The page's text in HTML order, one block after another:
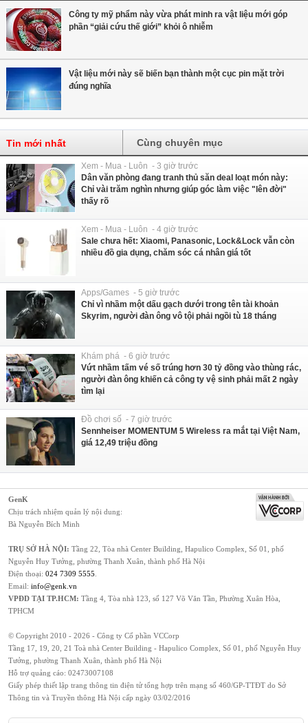
Công ty mỹ phẩm này vừa phát minh ra vật liệu mới góp
phần “giải cứu thế giới” khỏi ô nhiễm
Vật liệu mới này sẽ biến bạn thành một cục pin mặt trời
đúng nghĩa
Tin mới nhất Cùng chuyên mục
Xem - Mua - Luôn - 3 giờ trước
Dân văn phòng đang tranh thủ săn deal loạt món này:
Chỉ vài trăm nghìn nhưng giúp góc làm việc "lên đời"
thấy rõ
Xem - Mua - Luôn - 4 giờ trước
Sale chưa hết: Xiaomi, Panasonic, Lock&Lock vẫn còn
nhiều đồ gia dụng, chăm sóc cá nhân giá tốt
Apps/Games - 5 giờ trước
Chỉ vì nhầm một dấu gạch dưới trong tên tài khoản
Skyrim, người đàn ông vô tội phải ngồi tù 18 tháng
Khám phá - 6 giờ trước
Vứt nhầm tấm vé số trúng hơn 30 tỷ đồng vào thùng rác,
người đàn ông khiến cả công ty vệ sinh phải mất 2 ngày
tìm lại
Đồ chơi số - 7 giờ trước
Sennheiser MOMENTUM 5 Wireless ra mắt tại Việt Nam,
giá 12,49 triệu đồng
GenK
Chịu trách nhiệm quản lý nội dung:
Bà Nguyễn Bích Minh
TRỤ SỞ HÀ NỘI: Tầng 22, Tòa nhà Center Building, Hapulico Complex, Số 01, phố
Nguyễn Huy Tưởng, phường Thanh Xuân, thành phố Hà Nội
Điện thoại: 024 7309 5555
Email: info@genk.vn
VPĐD TẠI TP.HCM: Tầng 4, Tòa nhà 123, số 127 Võ Văn Tần, Phường Xuân Hòa,
TPHCM
© Copyright 2010 - 2026 - Công ty Cổ phần VCCorp
Tầng 17, 19, 20, 21 Toà nhà Center Building - Hapulico Complex, Số 01, phố Nguyễn Huy
Tưởng, phường Thanh Xuân, thành phố Hà Nội
Hỗ trợ quảng cáo: 02473007108
Giấy phép thiết lập trang thông tin điện tử tổng hợp trên mạng số 460/GP-TTĐT do Sở
Thông tin và Truyền thông Hà Nội cấp ngày 03/02/2016